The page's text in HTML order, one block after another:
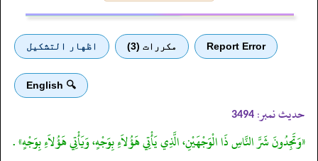
Report Error مكررات (3) اظهار التشكيل
🔍 English
حدیث نمبر: 3494
«وَتَجِدُونَ شَرَّ النَّاسِ ذَا الْوَجْهَيْنِ، الَّذِي يَأْتِي هَؤُلاَءِ بِوَجْهٍ، وَيَأْتِي هَؤُلاَءِ بِوَجْهٍ» .